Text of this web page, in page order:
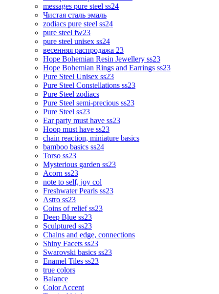
messages pure steel ss24
Чистая сталь эмаль
zodiacs pure steel ss24
pure steel fw23
pure steel unisex ss24
весенняя распродажа 23
Hope Bohemian Resin Jewellery ss23
Hope Bohemian Rings and Earrings ss23
Pure Steel Unisex ss23
Pure Steel Constellations ss23
Pure Steel zodiacs
Pure Steel semi-precious ss23
Pure Steel ss23
Ear party must have ss23
Hoop must have ss23
chain reaction, miniature basics
bamboo basics ss24
Torso ss23
Mysterious garden ss23
Acorn ss23
note to self, joy col
Freshwater Pearls ss23
Astro ss23
Coins of relief ss23
Deep Blue ss23
Sculptured ss23
Chains and edge, connections
Shiny Facets ss23
Swarovski basics ss23
Enamel Tiles ss23
true colors
Balance
Color Accent